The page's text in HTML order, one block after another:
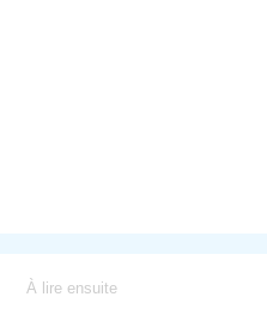
À lire ensuite